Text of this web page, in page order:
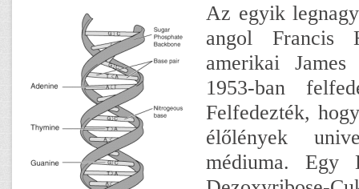
Az egyik
angol
amerikai
1953-ban
Felfedezték,
élőlények
médiuma. Egy